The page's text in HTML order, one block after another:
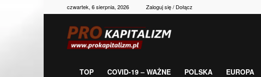
czwartek, 6 sierpnia, 2026 Zaloguj się / Dołącz
gospodarka,
TOP COVID-19 – WAŻNE POLSKA EUROPA